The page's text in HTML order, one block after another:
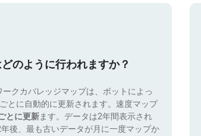
のように行われますか？
ークカバレッジマップは、ボットによっ
とに自動的に更新されます。速度マップ
とに更新ます。データは2年間表示され
年後、最も古いデータが月に一度マップか